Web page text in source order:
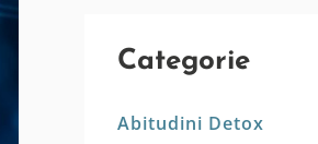
Categorie
Abitudini Detox